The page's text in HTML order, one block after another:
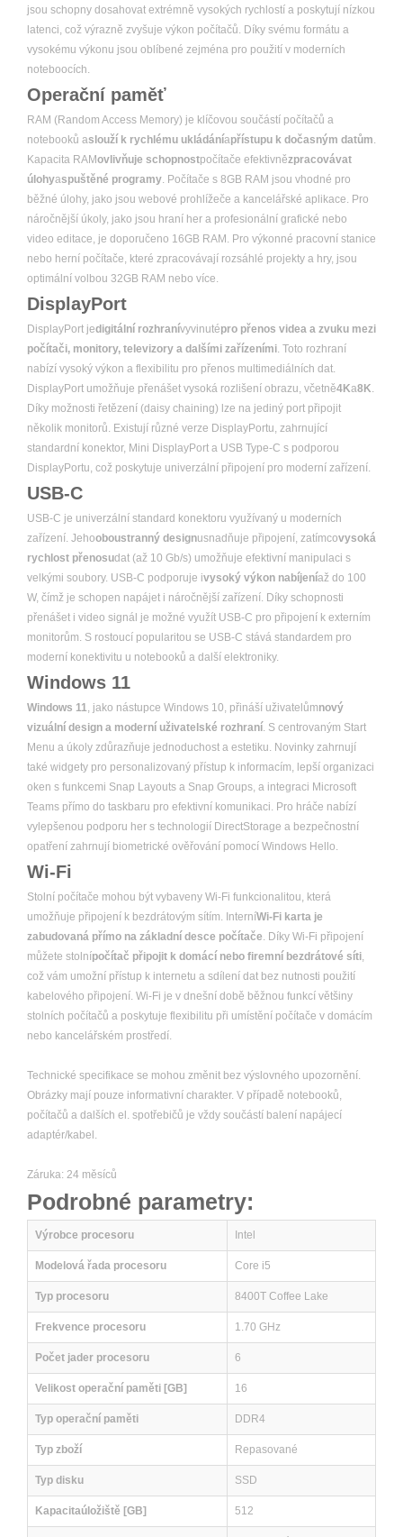
jsou schopny dosahovat extrémně vysokých rychlostí a poskytují nízkou
latenci, což výrazně zvyšuje výkon počítačů. Díky svému formátu a
vysokému výkonu jsou oblíbené zejména pro použití v moderních
noteboocích.
Operační paměť
RAM (Random Access Memory) je klíčovou součástí počítačů a
notebooků aslouží k rychlému ukládáníapřístupu k dočasným datům.
Kapacita RAMovlivňuje schopnostpočítače efektivnězpracovávat
úlohyaspuštěné programy. Počítače s 8GB RAM jsou vhodné pro
běžné úlohy, jako jsou webové prohlížeče a kancelářské aplikace. Pro
náročnější úkoly, jako jsou hraní her a profesionální grafické nebo
video editace, je doporučeno 16GB RAM. Pro výkonné pracovní stanice
nebo herní počítače, které zpracovávají rozsáhlé projekty a hry, jsou
optimální volbou 32GB RAM nebo více.
DisplayPort
DisplayPort jedigitální rozhranívyvinutépro přenos videa a zvuku mezi
počítači, monitory, televizory a dalšími zařízeními. Toto rozhraní
nabízí vysoký výkon a flexibilitu pro přenos multimediálních dat.
DisplayPort umožňuje přenášet vysoká rozlišení obrazu, včetně4Ka8K.
Díky možnosti řetězení (daisy chaining) lze na jediný port připojit
několik monitorů. Existují různé verze DisplayPortu, zahrnující
standardní konektor, Mini DisplayPort a USB Type-C s podporou
DisplayPortu, což poskytuje univerzální připojení pro moderní zařízení.
USB-C
USB-C je univerzální standard konektoru využívaný u moderních
zařízení. Jehooboustranný designusnadňuje připojení, zatímcovysoká
rychlost přenosudat (až 10 Gb/s) umožňuje efektivní manipulaci s
velkými soubory. USB-C podporuje ivysoký výkon nabíjeníaž do 100
W, čímž je schopen napájet i náročnější zařízení. Díky schopnosti
přenášet i video signál je možné využít USB-C pro připojení k externím
monitorům. S rostoucí popularitou se USB-C stává standardem pro
moderní konektivitu u notebooků a další elektroniky.
Windows 11
Windows 11, jako nástupce Windows 10, přináší uživatelůmnový
vizuální design a moderní uživatelské rozhraní. S centrovaným Start
Menu a úkoly zdůrazňuje jednoduchost a estetiku. Novinky zahrnují
také widgety pro personalizovaný přístup k informacím, lepší organizaci
oken s funkcemi Snap Layouts a Snap Groups, a integraci Microsoft
Teams přímo do taskbaru pro efektivní komunikaci. Pro hráče nabízí
vylepšenou podporu her s technologií DirectStorage a bezpečnostní
opatření zahrnují biometrické ověřování pomocí Windows Hello.
Wi-Fi
Stolní počítače mohou být vybaveny Wi-Fi funkcionalitou, která
umožňuje připojení k bezdrátovým sítím. InterníWi-Fi karta je
zabudovaná přímo na základní desce počítače. Díky Wi-Fi připojení
můžete stolnípočítač připojit k domácí nebo firemní bezdrátové síti,
což vám umožní přístup k internetu a sdílení dat bez nutnosti použití
kabelového připojení. Wi-Fi je v dnešní době běžnou funkcí většiny
stolních počítačů a poskytuje flexibilitu při umístění počítače v domácím
nebo kancelářském prostředí.
Technické specifikace se mohou změnit bez výslovného upozornění.
Obrázky mají pouze informativní charakter. V případě notebooků,
počítačů a dalších el. spotřebičů je vždy součástí balení napájecí
adaptér/kabel.
Záruka: 24 měsíců
Podrobné parametry:
Výrobce procesoru Intel
Modelová řada procesoru Core i5
Typ procesoru 8400T Coffee Lake
Frekvence procesoru 1.70 GHz
Počet jader procesoru 6
Velikost operační paměti [GB] 16
Typ operační paměti DDR4
Typ zboží Repasované
Typ disku SSD
Kapacitaúložiště [GB] 512